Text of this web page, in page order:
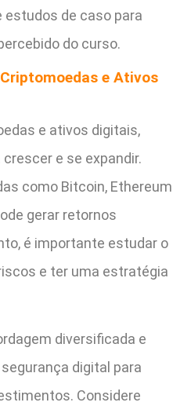
estudos de caso para
do curso.
e Ativos
e ativos digitais,
e se expandir.
como Bitcoin, Ethereum
gerar retornos
é importante estudar o
e ter uma estratégia
diversificada e
digital para
Considere